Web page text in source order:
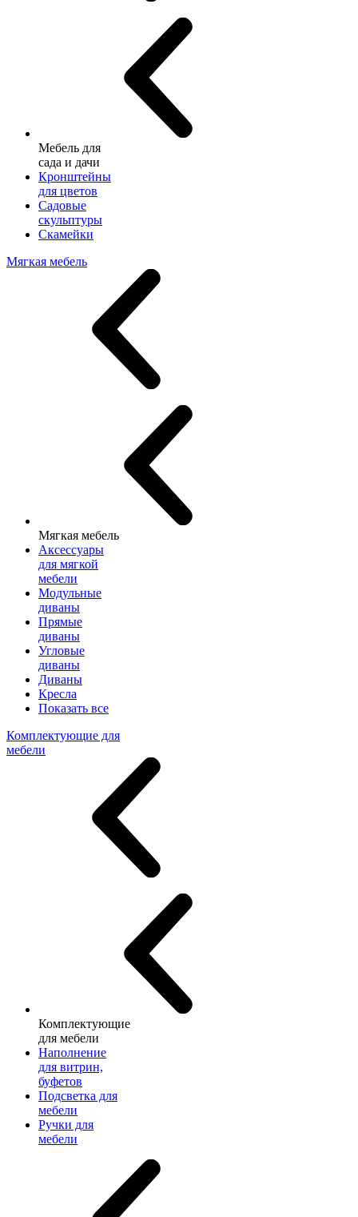
Мебель для
сада и дачи
Кронштейны
для цветов
Садовые
скульптуры
Скамейки
Мягкая мебель
Мягкая мебель
Аксессуары
для мягкой
мебели
Модульные
диваны
Прямые
диваны
Угловые
диваны
Диваны
Кресла
Показать все
Комплектующие для
мебели
Комплектующие
для мебели
Наполнение
для витрин,
буфетов
Подсветка для
мебели
Ручки для
мебели